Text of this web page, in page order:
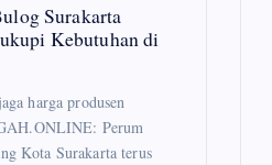
Surakarta
Kebutuhan di
harga produsen
Perum
Kota Surakarta terus